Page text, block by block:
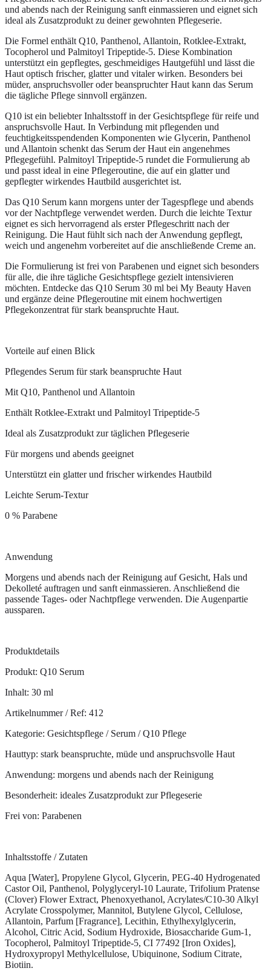
und abends nach der Reinigung sanft einmassieren und eignet sich
ideal als Zusatzprodukt zu deiner gewohnten Pflegeserie.
Die Formel enthält Q10, Panthenol, Allantoin, Rotklee-Extrakt,
Tocopherol und Palmitoyl Tripeptide-5. Diese Kombination
unterstützt ein gepflegtes, geschmeidiges Hautgefühl und lässt die
Haut optisch frischer, glatter und vitaler wirken. Besonders bei
müder, anspruchsvoller oder beanspruchter Haut kann das Serum
die tägliche Pflege sinnvoll ergänzen.
Q10 ist ein beliebter Inhaltsstoff in der Gesichtspflege für reife und
anspruchsvolle Haut. In Verbindung mit pflegenden und
feuchtigkeitsspendenden Komponenten wie Glycerin, Panthenol
und Allantoin schenkt das Serum der Haut ein angenehmes
Pflegegefühl. Palmitoyl Tripeptide-5 rundet die Formulierung ab
und passt ideal in eine Pflegeroutine, die auf ein glatter und
gepflegter wirkendes Hautbild ausgerichtet ist.
Das Q10 Serum kann morgens unter der Tagespflege und abends
vor der Nachtpflege verwendet werden. Durch die leichte Textur
eignet es sich hervorragend als erster Pflegeschritt nach der
Reinigung. Die Haut fühlt sich nach der Anwendung gepflegt,
weich und angenehm vorbereitet auf die anschließende Creme an.
Die Formulierung ist frei von Parabenen und eignet sich besonders
für alle, die ihre tägliche Gesichtspflege gezielt intensivieren
möchten. Entdecke das Q10 Serum 30 ml bei My Beauty Haven
und ergänze deine Pflegeroutine mit einem hochwertigen
Pflegekonzentrat für stark beanspruchte Haut.
Vorteile auf einen Blick
Pflegendes Serum für stark beanspruchte Haut
Mit Q10, Panthenol und Allantoin
Enthält Rotklee-Extrakt und Palmitoyl Tripeptide-5
Ideal als Zusatzprodukt zur täglichen Pflegeserie
Für morgens und abends geeignet
Unterstützt ein glatter und frischer wirkendes Hautbild
Leichte Serum-Textur
0 % Parabene
Anwendung
Morgens und abends nach der Reinigung auf Gesicht, Hals und
Dekolleté auftragen und sanft einmassieren. Anschließend die
passende Tages- oder Nachtpflege verwenden. Die Augenpartie
aussparen.
Produktdetails
Produkt: Q10 Serum
Inhalt: 30 ml
Artikelnummer / Ref: 412
Kategorie: Gesichtspflege / Serum / Q10 Pflege
Hauttyp: stark beanspruchte, müde und anspruchsvolle Haut
Anwendung: morgens und abends nach der Reinigung
Besonderheit: ideales Zusatzprodukt zur Pflegeserie
Frei von: Parabenen
Inhaltsstoffe / Zutaten
Aqua [Water], Propylene Glycol, Glycerin, PEG-40 Hydrogenated
Castor Oil, Panthenol, Polyglyceryl-10 Laurate, Trifolium Pratense
(Clover) Flower Extract, Phenoxyethanol, Acrylates/C10-30 Alkyl
Acrylate Crosspolymer, Mannitol, Butylene Glycol, Cellulose,
Allantoin, Parfum [Fragrance], Lecithin, Ethylhexylglycerin,
Alcohol, Citric Acid, Sodium Hydroxide, Biosaccharide Gum-1,
Tocopherol, Palmitoyl Tripeptide-5, CI 77492 [Iron Oxides],
Hydroxypropyl Methylcellulose, Ubiquinone, Sodium Citrate,
Biotiin.